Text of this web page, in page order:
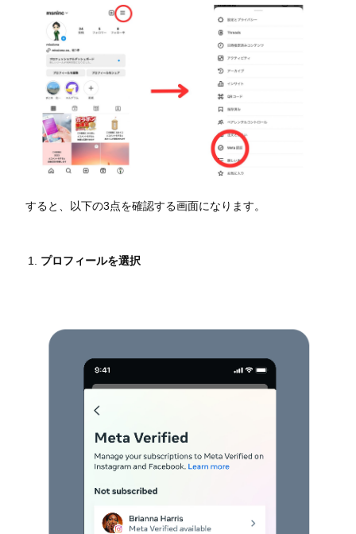
すると、以下の3点を確認する画面になります。
プロフィールを選択